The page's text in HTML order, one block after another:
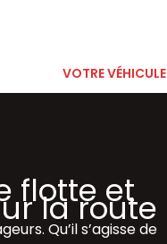
VOTRE VÉHICULE
flotte et
la route
Qu’il s’agisse de